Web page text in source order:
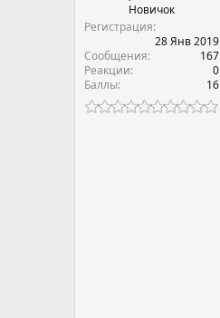
Новичок
Регистрация
28 Янв 2019
Сообщения
167
Реакции
0
Баллы
16